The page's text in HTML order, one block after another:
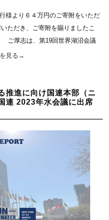
様より６４万円のご寄附をいただ
ただき、ご寄附を賜りましたこ
ご厚志は、第19回世界湖沼会議
見る →
推進に向け国連本部（ニ
連 2023年水会議に出席